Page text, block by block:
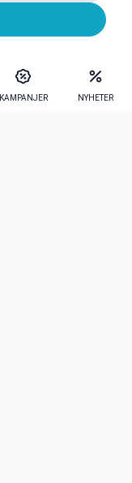
KAMPANJER NYHETER